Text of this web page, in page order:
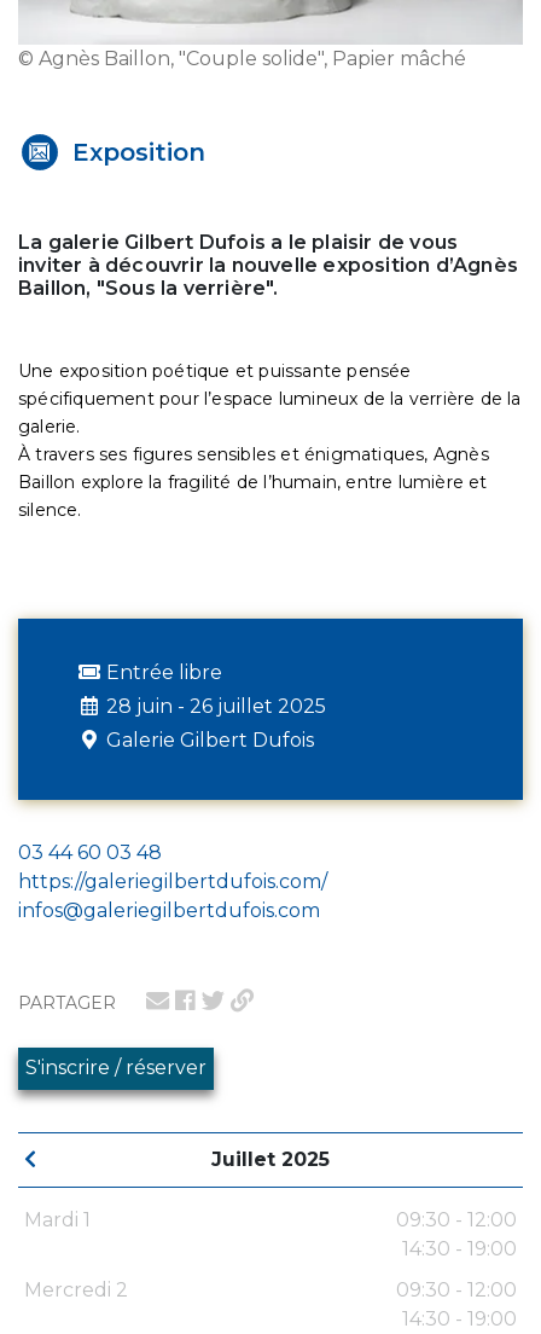
PARTAGER
S'inscrire / réserver
Juillet 2025
Mardi 1
09:30 - 12:00
14:30 - 19:00
Mercredi 2
09:30 - 12:00
14:30 - 19:00
© Agnès Baillon, "Couple solide", Papier mâché
Exposition
La galerie Gilbert Dufois a le plaisir de vous
inviter à découvrir la nouvelle exposition d’Agnès
Baillon, "Sous la verrière".
Une exposition poétique et puissante pensée
spécifiquement pour l’espace lumineux de la verrière de la
galerie.
À travers ses figures sensibles et énigmatiques, Agnès
Baillon explore la fragilité de l’humain, entre lumière et
silence.
Entrée libre
28 juin - 26 juillet 2025
Galerie Gilbert Dufois
03 44 60 03 48
https://galeriegilbertdufois.com/
infos@galeriegilbertdufois.com